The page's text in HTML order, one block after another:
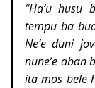
“Ha’u
tempu ba
Ne’e duni
nune’e aban
ita mos bele